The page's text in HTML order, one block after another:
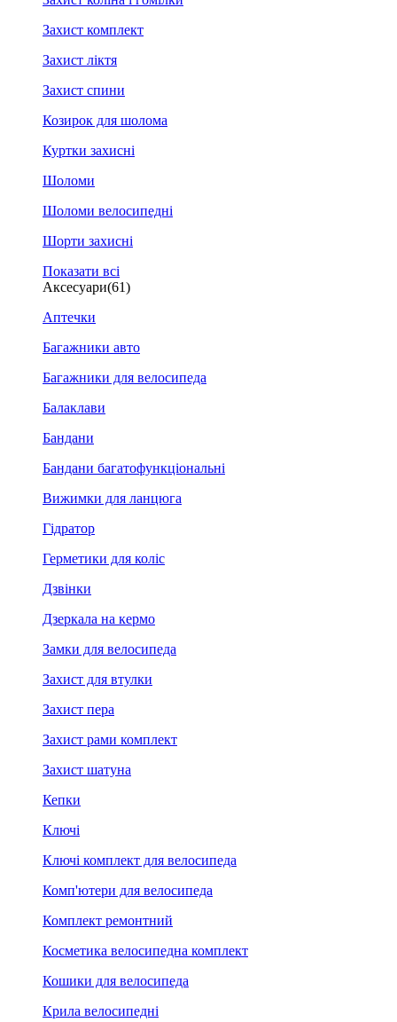
Захист комплект
Захист ліктя
Захист спини
Козирок для шолома
Куртки захисні
Шоломи
Шоломи велосипедні
Шорти захисні
Показати всі
Аксесуари(61)
Аптечки
Багажники авто
Багажники для велосипеда
Балаклави
Бандани
Бандани багатофункціональні
Вижимки для ланцюга
Гідратор
Герметики для коліс
Дзвінки
Дзеркала на кермо
Замки для велосипеда
Захист для втулки
Захист пера
Захист рами комплект
Захист шатуна
Кепки
Ключі
Ключі комплект для велосипеда
Комп'ютери для велосипеда
Комплект ремонтний
Косметика велосипедна комплект
Кошики для велосипеда
Крила велосипедні